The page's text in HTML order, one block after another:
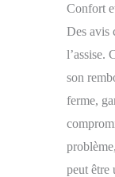
Confort
Des avis
l’assise.
son
ferme,
peut être